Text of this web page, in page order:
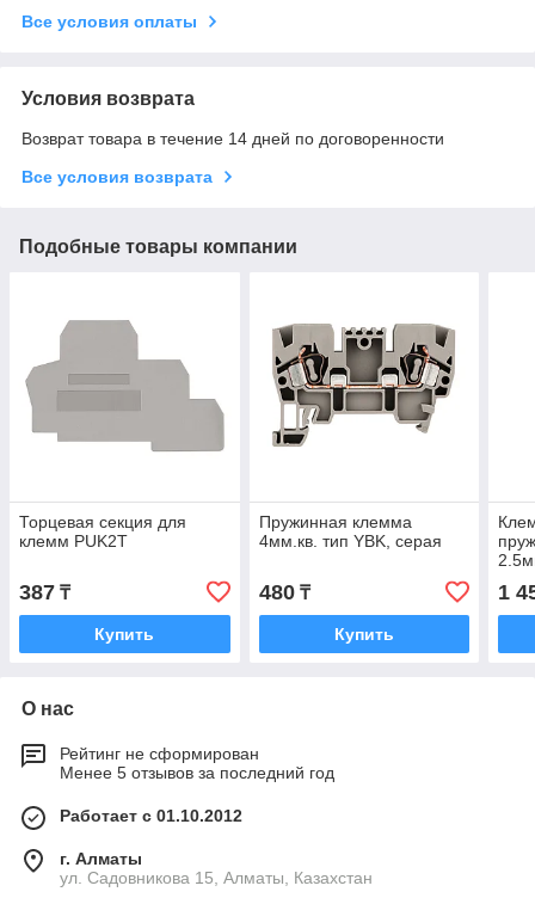
Все условия оплаты
Условия возврата
Возврат товара в течение 14 дней по договоренности
Все условия возврата
Подобные товары компании
Торцевая секция для
клемм PUK2T
387 ₸
Купить
Пружинная клемма
4мм.кв. тип YBK, серая
480₸
Купить
1
О нас
Рейтинг не сформирован
Менее 5 отзывов за последний год
Работает с 01.10.2012
г. Алматы
ул. Садовникова 15, Алматы, Казахстан